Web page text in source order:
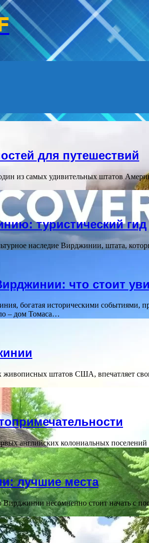
для путешествий
из самых удивительных штатов
туристический гид
наследие Вирджинии, штата,
что стоит
богатая историческими событиями,
– дом Томаса…
штатов США, впечатляет
английских колониальных
лучшие места
несомненно стоит начать с